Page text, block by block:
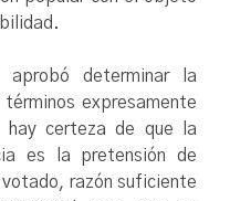
aprobó determinar la
expresamente
certeza de que la
es la pretensión de
razón suficiente